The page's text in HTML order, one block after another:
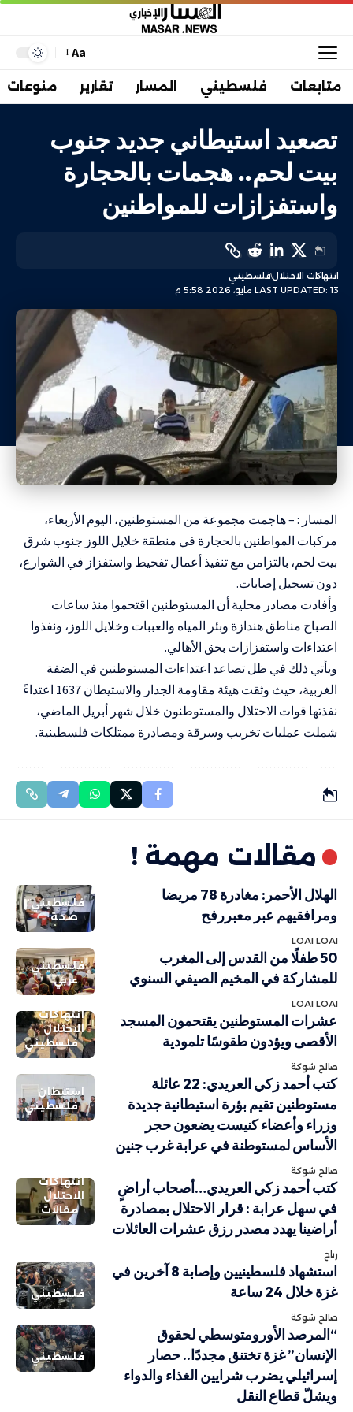
Aa
متابعات فلسطيني المسار تقارير منوعات
تصعيد استيطاني جديد جنوب
بيت لحم.. هجمات بالحجارة
واستفزازات للمواطنين
LAST UPDATED: 13 مايو، 2026 5:58 م
انتهاكات الاحتلالفلسطيني
المسار : – هاجمت مجموعة من المستوطنين، اليوم الأربعاء،
مركبات المواطنين بالحجارة في منطقة خلايل اللوز جنوب شرق
بيت لحم، بالتزامن مع تنفيذ أعمال تفحيط واستفزاز في الشوارع،
دون تسجيل إصابات.
وأفادت مصادر محلية أن المستوطنين اقتحموا منذ ساعات
الصباح مناطق هندازة وبئر المياه والعببات وخلايل اللوز، ونفذوا
اعتداءات واستفزازات بحق الأهالي.
ويأتي ذلك في ظل تصاعد اعتداءات المستوطنين في الضفة
الغربية، حيث وثقت هيئة مقاومة الجدار والاستيطان 1637 اعتداءً
نفذتها قوات الاحتلال والمستوطنون خلال شهر أبريل الماضي،
شملت عمليات تخريب وسرقة ومصادرة ممتلكات فلسطينية.
مقالات مهمة !
فلسطيني
صحة
الهلال الأحمر: مغادرة 78 مريضا
ومرافقيهم عبر معبررفح
LOAI LOAI
فلسطيني
عربي
50 طفلًا من القدس إلى المغرب
للمشاركة في المخيم الصيفي السنوي
LOAI LOAI
انتهاكات
الاحتلال
فلسطيني
عشرات المستوطنين يقتحمون المسجد
الأقصى ويؤدون طقوسًا تلمودية
صالح شوكة
استيطان
فلسطيني
كتب أحمد زكي العريدي: 22 عائلة
مستوطنين تقيم بؤرة استيطانية جديدة
وزراء وأعضاء كنيست يضعون حجر
الأساس لمستوطنة في عرابة غرب جنين
صالح شوكة
انتهاكات
الاحتلال
مقالات
كتب أحمد زكي العريدي…أصحاب أراضٍ
في سهل عرابة : قرار الاحتلال بمصادرة
أراضينا يهدد مصدر رزق عشرات العائلات
رباح
فلسطيني
استشهاد فلسطينيين وإصابة 8 آخرين في
غزة خلال 24 ساعة
صالح شوكة
فلسطيني
“المرصد الأورومتوسطي لحقوق
الإنسان” غزة تختنق مجددًا.. حصار
إسرائيلي يضرب شرايين الغذاء والدواء
ويشلّ قطاع النقل